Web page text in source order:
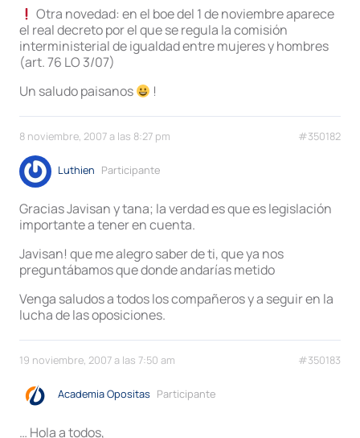
Otra novedad: en el boe del 1 de noviembre aparece
el real decreto por el que se regula la comisión
interministerial de igualdad entre mujeres y hombres
(art. 76 LO 3/07)
Un saludo paisanos
!
8 noviembre, 2007 a las 8:27 pm #350182
Luthien Participante
Gracias Javisan y tana; la verdad es que es legislación
importante a tener en cuenta.
Javisan! que me alegro saber de ti, que ya nos
preguntábamos que donde andarías metido
Venga saludos a todos los compañeros y a seguir en la
lucha de las oposiciones.
19 noviembre, 2007 a las 7:50 am #350183
Academia Opositas Participante
… Hola a todos,